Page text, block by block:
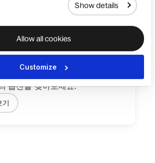
Show details
Allow all cookies
Customize
법인 계산기
계신가요? 즉시 계산기로 비즈니
옵션을 찾아보세요.
기